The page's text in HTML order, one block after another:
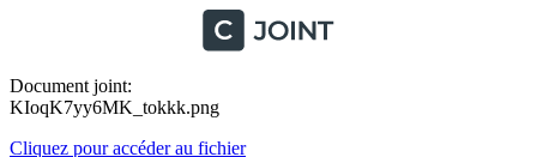
Document joint:
KIoqK7yy6MK_tokkk.png
Cliquez pour accéder au fichier